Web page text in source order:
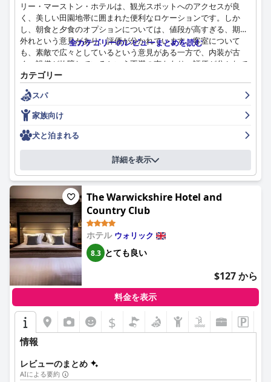
リー・マーストン・ホテルは、観光スポットへのアクセスが良
く、美しい田園地帯に囲まれた便利なロケーションです。しか
し、朝食と夕食のオプションについては、値段が高すぎる、期待
外れという意見があり、評価が分かれています。客室について
も、素敵で広々としているという意見がある一方で、内装が古
く、設備が故障しているという不満の声もあり、評価が分かれて
います。清潔さについても、ホテルが清潔で新鮮であるという意
見と、部屋が汚れているという意見があり、評価が分かれていま
す。スタッフについても、親切であるという意見と、無愛想で役
に立たないという意見があり、評価が分かれています。Wi-Fiも一
部のゲストにとって問題で、存在しないか、全体的に品質が低い
とよく言われています。ホテルのスパとプール施設についても、
清潔で楽しめるという意見と、メンテナンスと更新が必要である
という意見があり、評価が分かれています。駐車場についても、
使いやすいという意見と、追加料金に不満を持つ意見があり、評
価が分かれています。このホテルは、トーマスランドに近いロケ
ーションを探している家族には良い選択肢ですが、ファミリール
ームやメニューオプションについては慎重な検討が必要です。ベ
ッドはほとんどのゲストに快適であると評価されています。最後
に、4つ星ホテルとして宣伝されていますが、その評価に値しな
い、手入れが必要であるという意見があり、評価が分かれていま
す。
全カテゴリーのレビューまとめを読む
カテゴリー
スパ
家族向け
犬と泊まれる
詳細を表示
The Warwickshire Hotel and
Country Club
ホテル ウォリック
8.3 とても良い
$127 から
料金を表示
$
情報
レビューのまとめ
AIによる要約